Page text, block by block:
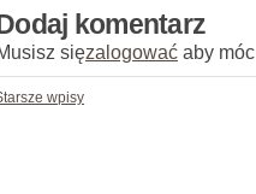
komentarz
sięzalogować aby
wpisy